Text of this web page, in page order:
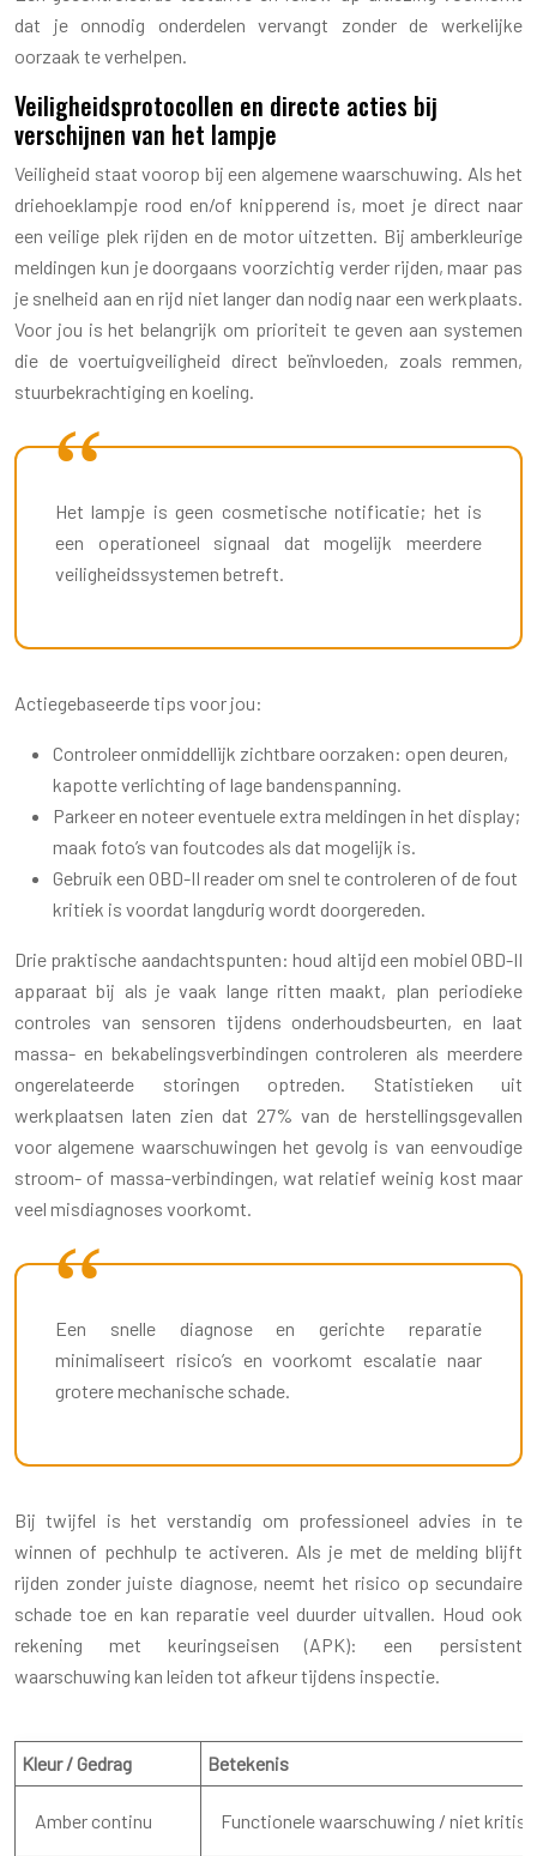
dat je onnodig onderdelen vervangt zonder de werkelijke
oorzaak te verhelpen.
Veiligheidsprotocollen en directe acties bij
verschijnen van het lampje
Veiligheid staat voorop bij een algemene waarschuwing. Als het
driehoeklampje rood en/of knipperend is, moet je direct naar
een veilige plek rijden en de motor uitzetten. Bij amberkleurige
meldingen kun je doorgaans voorzichtig verder rijden, maar pas
je snelheid aan en rijd niet langer dan nodig naar een werkplaats.
Voor jou is het belangrijk om prioriteit te geven aan systemen
die de voertuigveiligheid direct beïnvloeden, zoals remmen,
stuurbekrachtiging en koeling.
Het lampje is geen cosmetische notificatie; het is
een operationeel signaal dat mogelijk meerdere
veiligheidssystemen betreft.
Actiegebaseerde tips voor jou:
Controleer onmiddellijk zichtbare oorzaken: open deuren,
kapotte verlichting of lage bandenspanning.
Parkeer en noteer eventuele extra meldingen in het display;
maak foto’s van foutcodes als dat mogelijk is.
Gebruik een OBD-II reader om snel te controleren of de fout
kritiek is voordat langdurig wordt doorgereden.
Drie praktische aandachtspunten: houd altijd een mobiel OBD-II
apparaat bij als je vaak lange ritten maakt, plan periodieke
controles van sensoren tijdens onderhoudsbeurten, en laat
massa- en bekabelingsverbindingen controleren als meerdere
ongerelateerde storingen optreden. Statistieken uit
werkplaatsen laten zien dat 27% van de herstellingsgevallen
voor algemene waarschuwingen het gevolg is van eenvoudige
stroom- of massa-verbindingen, wat relatief weinig kost maar
veel misdiagnoses voorkomt.
Een snelle diagnose en gerichte reparatie
minimaliseert risico’s en voorkomt escalatie naar
grotere mechanische schade.
Bij twijfel is het verstandig om professioneel advies in te
winnen of pechhulp te activeren. Als je met de melding blijft
rijden zonder juiste diagnose, neemt het risico op secundaire
schade toe en kan reparatie veel duurder uitvallen. Houd ook
rekening met keuringseisen (APK): een persistent
waarschuwing kan leiden tot afkeur tijdens inspectie.
Kleur / Gedrag Betekenis
Amber continu Functionele waarschuwing / niet